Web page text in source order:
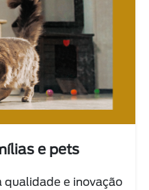
e pets
qualidade e inovação